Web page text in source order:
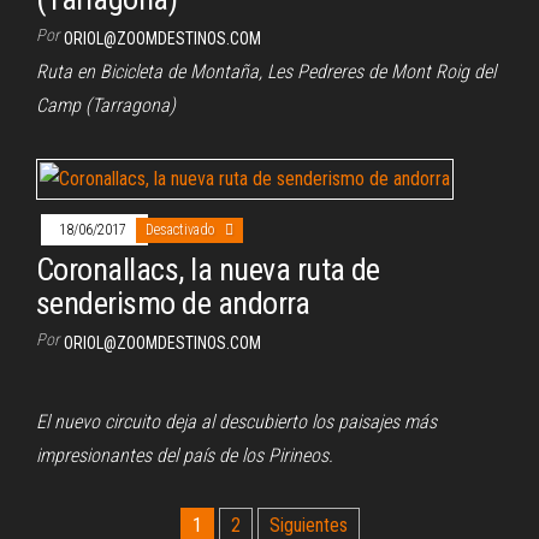
Por ORIOL@ZOOMDESTINOS.COM
Ruta en Bicicleta de Montaña, Les Pedreres de Mont Roig del
Camp (Tarragona)
18/06/2017 Desactivado
Coronallacs, la nueva ruta de
senderismo de andorra
Por ORIOL@ZOOMDESTINOS.COM
El nuevo circuito deja al descubierto los paisajes más
impresionantes del país de los Pirineos.
1 2 Siguientes